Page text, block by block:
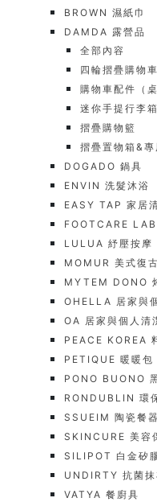
BROWN 濕紙巾
DAMDA 露營品
全部內容
四輪摺疊購物車
購物車配件（
迷你手提行李箱
摺疊購物籃
摺疊置物箱&專
DOGADO 鍋具
ENVIN 洗髮沐浴
EASY TAP 家居
FOOTCARE
LULUA 紓壓按摩
MOMUR 美式復
MYTEM DONO
OHELLA 居家與
OA 居家與個人清
PEACE KOREA
PETIQUE 暖暖包
PONO BUONO
RONDUBLIN 環
SSUEIM 陶瓷餐器
SKINCURE 美容
SILIPOT 白金矽
UNDIRTY 抗菌抹
VATYA 餐廚具